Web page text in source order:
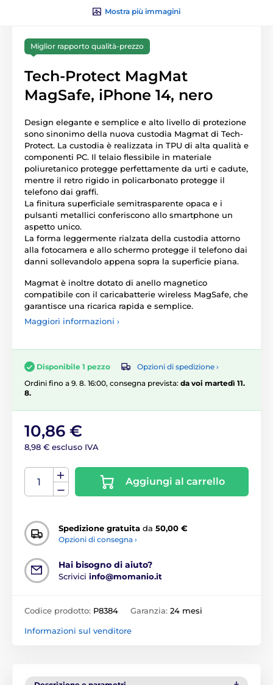
Mostra più immagini
Miglior rapporto qualità-prezzo
Tech-Protect MagMat
MagSafe, iPhone 14, nero
Design elegante e semplice e alto livello di protezione
sono sinonimo della nuova custodia Magmat di Tech-
Protect. La custodia è realizzata in TPU di alta qualità e
componenti PC. Il telaio flessibile in materiale
poliuretanico protegge perfettamente da urti e cadute,
mentre il retro rigido in policarbonato protegge il
telefono dai graffi.
La finitura superficiale semitrasparente opaca e i
pulsanti metallici conferiscono allo smartphone un
aspetto unico.
La forma leggermente rialzata della custodia attorno
alla fotocamera e allo schermo protegge il telefono dai
danni sollevandolo appena sopra la superficie piana.
Magmat è inoltre dotato di anello magnetico
compatibile con il caricabatterie wireless MagSafe, che
garantisce una ricarica rapida e semplice.
Maggiori informazioni ›
Disponibile 1 pezzo
Opzioni di spedizione ›
Ordini fino a 9. 8. 16:00, consegna prevista: da voi martedì 11.
8.
10,86 €
8,98 € escluso IVA
Aggiungi al carrello
Spedizione gratuita da 50,00 €
Opzioni di consegna ›
Hai bisogno di aiuto?
Scrivici info@momanio.it
Codice prodotto: P8384 Garanzia: 24 mesi
Informazioni sul venditore